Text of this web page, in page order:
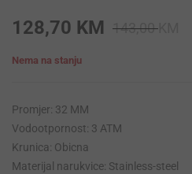
143,00
128,70 KM
Nema na stanju
Promjer: 32 MM
Vodootpornost: 3 ATM
Krunica: Obicna
Materijal narukvice: Stainless-steel